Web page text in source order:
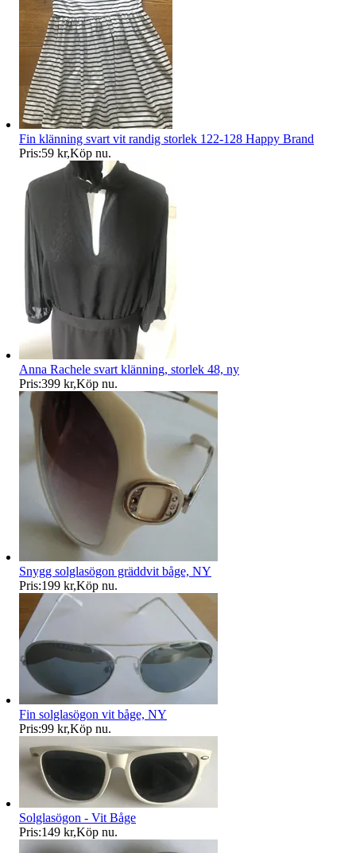
Fin klänning svart vit randig storlek 122-128 Happy Brand
Pris:59 kr,Köp nu.
Anna Rachele svart klänning, storlek 48, ny
Pris:399 kr,Köp nu.
Snygg solglasögon gräddvit båge, NY
Pris:199 kr,Köp nu.
Fin solglasögon vit båge, NY
Pris:99 kr,Köp nu.
Solglasögon - Vit Båge
Pris:149 kr,Köp nu.